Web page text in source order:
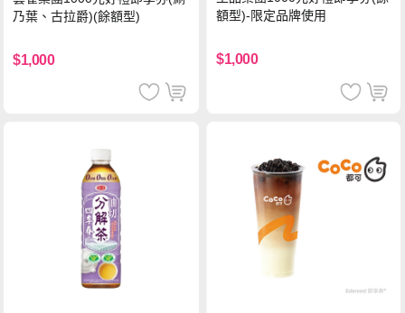
乃葉、古拉爵)(餘額型)
$1,000
額型)-限定品牌使用
$1,000